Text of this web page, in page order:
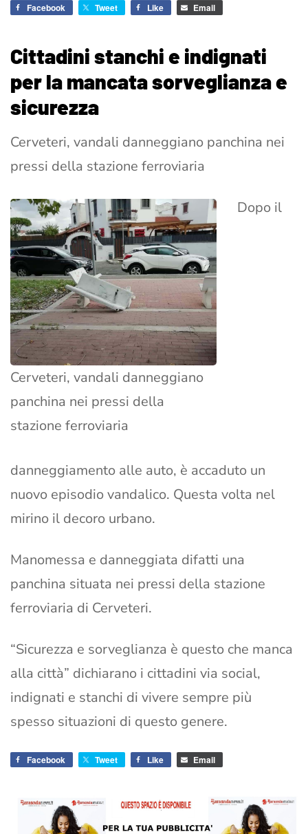
Facebook Tweet Like Email
Cittadini stanchi e indignati
per la mancata sorveglianza e
sicurezza
Cerveteri, vandali danneggiano panchina nei
pressi della stazione ferroviaria
Cerveteri, vandali danneggiano
panchina nei pressi della
stazione ferroviaria
Dopo il
danneggiamento alle auto, è accaduto un
nuovo episodio vandalico. Questa volta nel
mirino il decoro urbano.
Manomessa e danneggiata difatti una
panchina situata nei pressi della stazione
ferroviaria di Cerveteri.
“Sicurezza e sorveglianza è questo che manca
alla città” dichiarano i cittadini via social,
indignati e stanchi di vivere sempre più
spesso situazioni di questo genere.
Facebook Tweet Like Email